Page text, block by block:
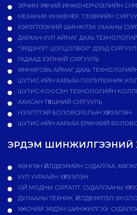
ЭРЧИМ ХҮЧНИЙ ИНЖЕНЕРЧЛЭЛИЙН
МЕХАНИК ИНЖЕНЕР, ТЭЭВРИЙН
ХЭРЭГЛЭЭНИЙ ШИНЖЛЭХ УХААНЫ
ДАРХАН-УУЛ АЙМАГ ДАХЬ
"ЭРДЭНЭТ ЦОГЦОЛБОР" ДЭЭД
ГАДААД ХЭЛНИЙ СУРГУУЛЬ
ӨМНӨГОВЬ АЙМАГ ДАХЬ
ШУТИС-ИЙН ХАРЬЯА ПОЛИТЕХНИК
ШУТИС-КООСЭН ТЕХНОЛОГИЙН
АХИСАН ТҮВШНИЙ СУРГУУЛЬ
НЭЭЛТТЭЙ БОЛОВСРОЛЫН ХҮРЭЭЛЭН
ШУТИС-ИЙН ХАРЬЯА ЕРӨНХИЙ
ЭРДЭМ ШИНЖИЛГЭЭНИЙ
ХӨНГӨН ҮЙЛДВЭРИЙН СУДАЛГАА,
УУЛ УУРХАЙН ХҮРЭЭЛЭН
ОЙ МОДНЫ СУРГАЛТ, СУДАЛГААНЫ
ДУЛААНЫ ТЕХНИК, ҮЙЛДВЭРЛЭЛ
ХҮНСНИЙ ЭРДЭМ ШИНЖИЛГЭЭ,